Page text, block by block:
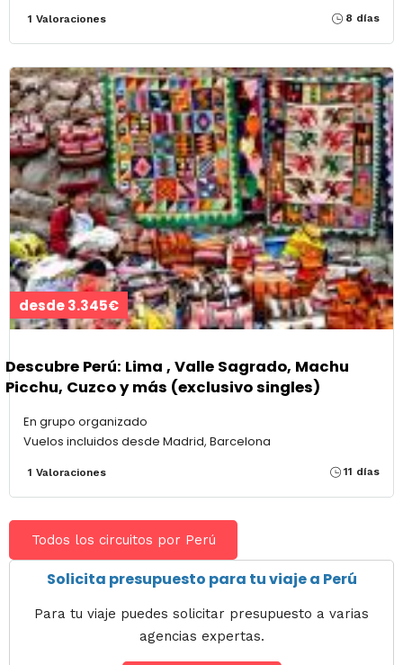
1 Valoraciones 8 días
desde 3.345€
Descubre Perú: Lima , Valle Sagrado, Machu
Picchu, Cuzco y más (exclusivo singles)
En grupo organizado
Vuelos incluidos desde Madrid, Barcelona
1 Valoraciones 11 días
Todos los circuitos por Perú
Solicita presupuesto para tu viaje a Perú
Para tu viaje puedes solicitar presupuesto a varias
agencias expertas.